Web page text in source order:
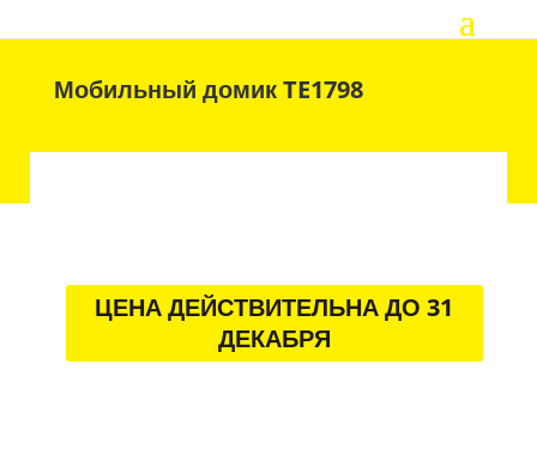
Мобильный домик TE1798
ЦЕНА ДЕЙСТВИТЕЛЬНА ДО 31
ДЕКАБРЯ